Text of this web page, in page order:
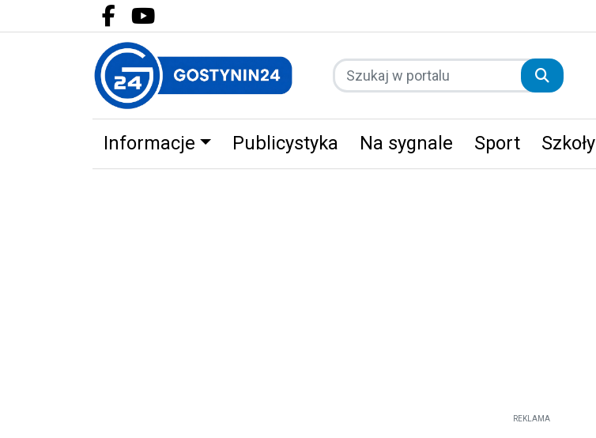
Facebook.com
Youtube.com
Informacje Publicystyka Na sygnale Sport Szkoły
REKLAMA